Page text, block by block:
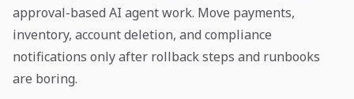
approval-based AI agent work. Move payments,
inventory, account deletion, and compliance
notifications only after rollback steps and runbooks
are boring.